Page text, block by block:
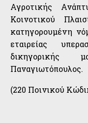
Αγροτικής
Κοινοτικού
κατηγορουμένη
εταιρείας
δικηγορικής
Παναγιωτόπουλος.
(220 Ποινικού